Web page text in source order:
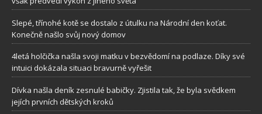
Slepé, třínohé kotě se dostalo z útulku na Národní den koťat.
Konečně našlo svůj nový domov
4letá holčička našla svoji matku v bezvědomí na podlaze. Díky své
intuici dokázala situaci bravurně vyřešit
Dívka našla deník zesnulé babičky. Zjistila tak, že byla svědkem
jejích prvních dětských kroků